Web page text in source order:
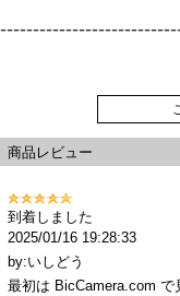
商品レビュー
到着しました
2025/01/16 19:28:33
by:いしどう
最初は BicCamera.com で